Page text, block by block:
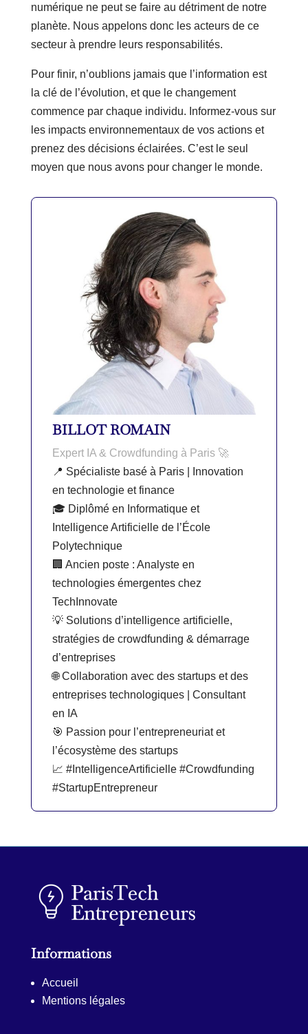
numérique ne peut se faire au détriment de notre
planète. Nous appelons donc les acteurs de ce
secteur à prendre leurs responsabilités.
Pour finir, n’oublions jamais que l’information est
la clé de l’évolution, et que le changement
commence par chaque individu. Informez-vous sur
les impacts environnementaux de vos actions et
prenez des décisions éclairées. C’est le seul
moyen que nous avons pour changer le monde.
BILLOT ROMAIN
Expert IA & Crowdfunding à Paris 🚀
📍 Spécialiste basé à Paris | Innovation
en technologie et finance
🎓 Diplômé en Informatique et
Intelligence Artificielle de l’École
Polytechnique
🏢 Ancien poste : Analyste en
technologies émergentes chez
TechInnovate
💡 Solutions d’intelligence artificielle,
stratégies de crowdfunding & démarrage
d’entreprises
🌐 Collaboration avec des startups et des
entreprises technologiques | Consultant
en IA
🎯 Passion pour l’entrepreneuriat et
l’écosystème des startups
📈 #IntelligenceArtificielle #Crowdfunding
#StartupEntrepreneur
Informations
Accueil
Mentions légales